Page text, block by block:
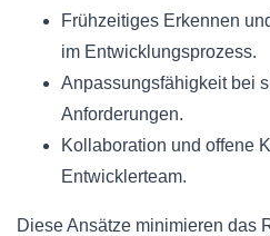
Frühzeitiges Erkennen
im Entwicklungsprozess.
Anpassungsfähigkeit bei
Anforderungen.
Kollaboration und offene
Entwicklerteam.
Diese Ansätze minimieren das